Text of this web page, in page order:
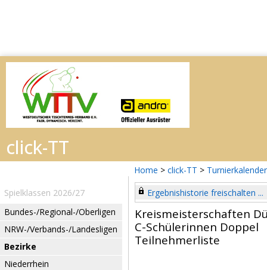
Home > click-TT > Turnierkalender
Spielklassen 2026/27
Bundes-/Regional-/Oberligen
NRW-/Verbands-/Landesligen
Bezirke
Niederrhein
Ergebnishistorie freischalten ...
Kreismeisterschaften
C-Schülerinnen Doppel
Teilnehmerliste